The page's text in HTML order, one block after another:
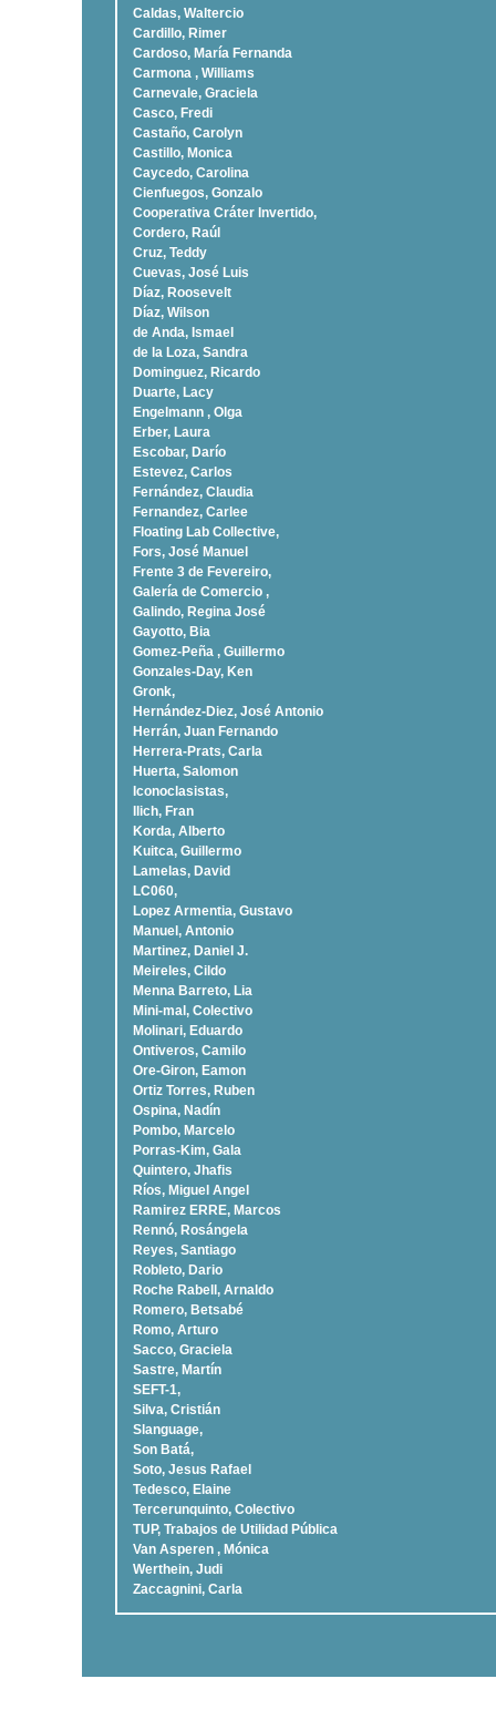
Caldas, Waltercio
Cardillo, Rimer
Cardoso, Marí­a Fernanda
Carmona , Williams
Carnevale, Graciela
Casco, Fredi
Castaño, Carolyn
Castillo, Monica
Caycedo, Carolina
Cienfuegos, Gonzalo
Cooperativa Cráter Invertido,
Cordero, Raúl
Cruz, Teddy
Cuevas, José Luis
Díaz, Roosevelt
Dí­az, Wilson
de Anda, Ismael
de la Loza, Sandra
Dominguez, Ricardo
Duarte, Lacy
Engelmann , Olga
Erber, Laura
Escobar, Darío
Estevez, Carlos
Fernández, Claudia
Fernandez, Carlee
Floating Lab Collective,
Fors, José Manuel
Frente 3 de Fevereiro,
Galería de Comercio ,
Galindo, Regina José
Gayotto, Bia
Gomez-Peña , Guillermo
Gonzales-Day, Ken
Gronk,
Hernández-Diez, José Antonio
Herrán, Juan Fernando
Herrera-Prats, Carla
Huerta, Salomon
Iconoclasistas,
Ilich, Fran
Korda, Alberto
Kuitca, Guillermo
Lamelas, David
LC060,
Lopez Armentia, Gustavo
Manuel, Antonio
Martinez, Daniel J.
Meireles, Cildo
Menna Barreto, Lia
Mini-mal, Colectivo
Molinari, Eduardo
Ontiveros, Camilo
Ore-Giron, Eamon
Ortiz Torres, Ruben
Ospina, Nadí­n
Pombo, Marcelo
Porras-Kim, Gala
Quintero, Jhafis
Rí­os, Miguel Angel
Ramirez ERRE, Marcos
Rennó, Rosángela
Reyes, Santiago
Robleto, Dario
Roche Rabell, Arnaldo
Romero, Betsabé
Romo, Arturo
Sacco, Graciela
Sastre, Martí­n
SEFT-1,
Silva, Cristián
Slanguage,
Son Batá,
Soto, Jesus Rafael
Tedesco, Elaine
Tercerunquinto, Colectivo
TUP, Trabajos de Utilidad Pública
Van Asperen , Mónica
Werthein, Judi
Zaccagnini, Carla